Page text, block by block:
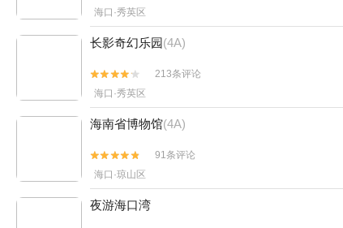
海口·秀英区
长影奇幻乐园(4A)


213条评论
海口·秀英区
海南省博物馆(4A)


91条评论
海口·琼山区
夜游海口湾